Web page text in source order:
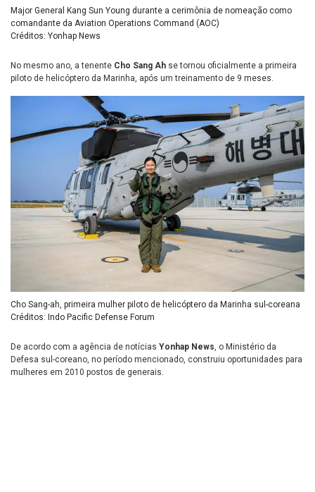
Major General Kang Sun Young durante a cerimônia de nomeação como
comandante da Aviation Operations Command (AOC)
Créditos: Yonhap News
No mesmo ano, a tenente Cho Sang Ah se tornou oficialmente a primeira
piloto de helicóptero da Marinha, após um treinamento de 9 meses.
Cho Sang-ah, primeira mulher piloto de helicóptero da Marinha sul-coreana
Créditos: Indo Pacific Defense Forum
De acordo com a agência de notícias Yonhap News , o Ministério da
Defesa sul-coreano, no período mencionado, construiu oportunidades para
mulheres em 2010 postos de generais.